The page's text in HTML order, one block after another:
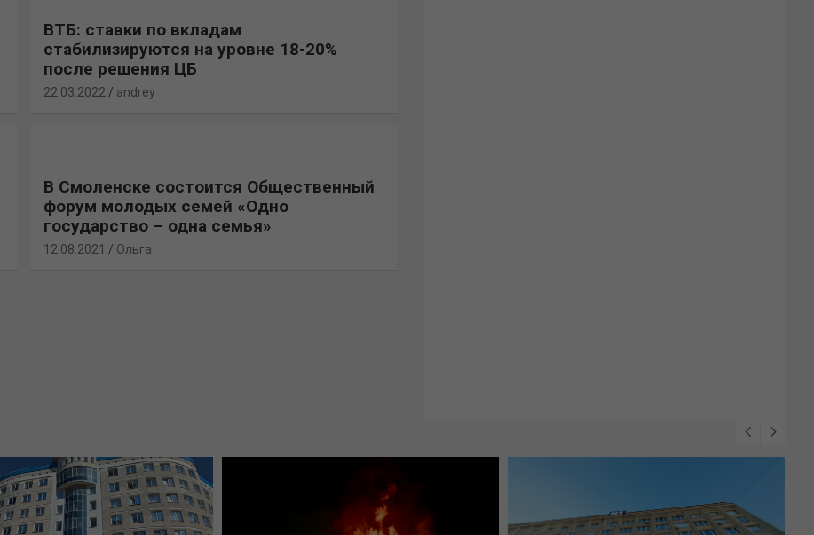
ВТБ: ставки по вкладам
стабилизируются на уровне 18-20%
после решения ЦБ
22.03.2022 andrey
В Смоленске состоится Общественный
форум молодых семей «Одно
государство – одна семья»
12.08.2021 Ольга